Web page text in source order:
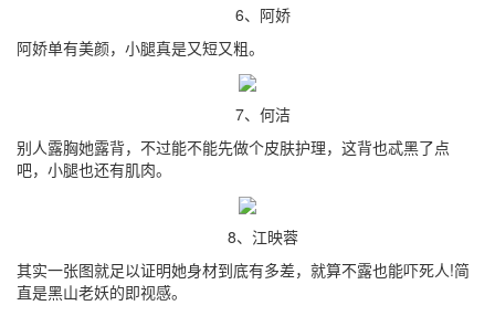
6、阿娇
阿娇单有美颜，小腿真是又短又粗。
7、何洁
别人露胸她露背，不过能不能先做个皮肤护理，这背也忒黑了点
吧，小腿也还有肌肉。
8、江映蓉
其实一张图就足以证明她身材到底有多差，就算不露也能吓死人!简
直是黑山老妖的即视感。